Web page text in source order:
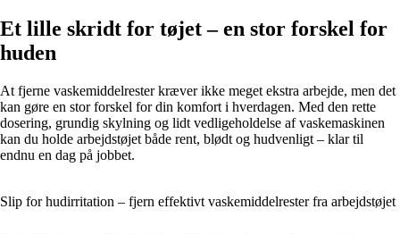
Et lille skridt for tøjet – en stor forskel for
huden
At fjerne vaskemiddelrester kræver ikke meget ekstra arbejde, men det
kan gøre en stor forskel for din komfort i hverdagen. Med den rette
dosering, grundig skylning og lidt vedligeholdelse af vaskemaskinen
kan du holde arbejdstøjet både rent, blødt og hudvenligt – klar til
endnu en dag på jobbet.
Slip for hudirritation – fjern effektivt vaskemiddelrester fra arbejdstøjet